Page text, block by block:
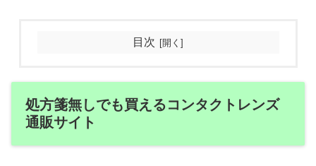
目次
処方箋無しでも買えるコンタクトレンズ
通販サイト